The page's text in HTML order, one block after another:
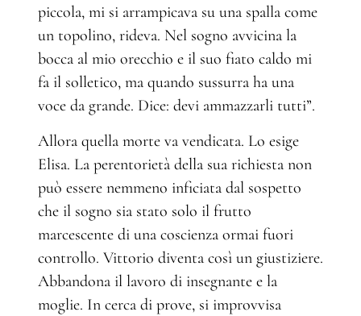
piccola, mi si arrampicava su una spalla come
un topolino, rideva. Nel sogno avvicina la
bocca al mio orecchio e il suo fiato caldo mi
fa il solletico, ma quando sussurra ha una
voce da grande. Dice: devi ammazzarli tutti”.
Allora quella morte va vendicata. Lo esige
Elisa. La perentorietà della sua richiesta non
può essere nemmeno inficiata dal sospetto
che il sogno sia stato solo il frutto
marcescente di una coscienza ormai fuori
controllo. Vittorio diventa così un giustiziere.
Abbandona il lavoro di insegnante e la
moglie. In cerca di prove, si improvvisa